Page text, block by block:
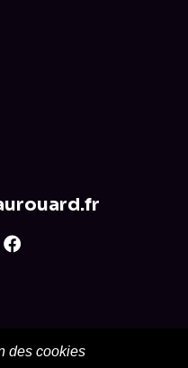
des cookies